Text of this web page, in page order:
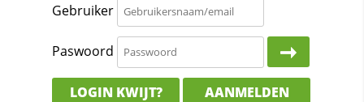
Gebruiker
Paswoord
LOGIN KWIJT? AANMELDEN